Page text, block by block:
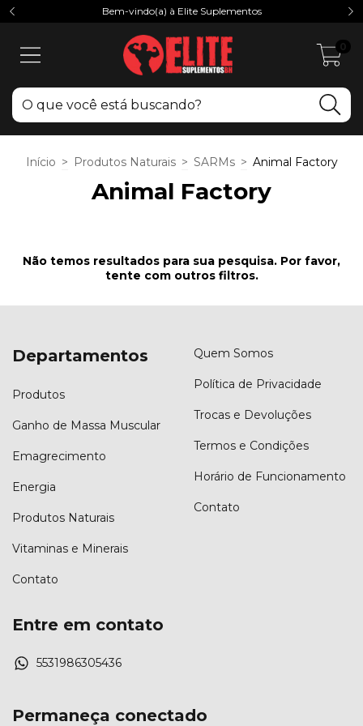
Bem-vindo(a) à Elite Suplementos
0
Início > Produtos Naturais > SARMs > Animal Factory
Animal Factory
Não temos resultados para sua pesquisa. Por favor,
tente com outros filtros.
Departamentos
Produtos
Ganho de Massa Muscular
Emagrecimento
Energia
Produtos Naturais
Vitaminas e Minerais
Contato
Quem Somos
Política de Privacidade
Trocas e Devoluções
Termos e Condições
Horário de Funcionamento
Contato
Entre em contato
5531986305436
Permaneça conectado